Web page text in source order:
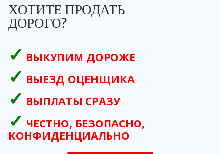
ХОТИТЕ ПРОДАТЬ
ДОРОГО?
ВЫКУПИМ ДОРОЖЕ
ВЫЕЗД ОЦЕНЩИКА
ВЫПЛАТЫ СРАЗУ
ЧЕСТНО, БЕЗОПАСНО,
КОНФИДЕНЦИАЛЬНО